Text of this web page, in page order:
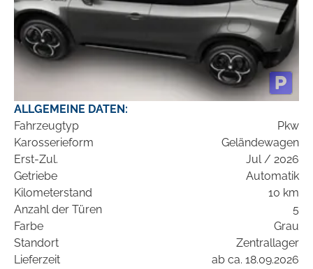
ALLGEMEINE DATEN:
Fahrzeugtyp
Pkw
Karosserieform
Geländewagen
Erst-Zul.
Jul / 2026
Getriebe
Automatik
Kilometerstand
10 km
Anzahl der Türen
5
Farbe
Grau
Standort
Zentrallager
Lieferzeit
ab ca. 18.09.2026